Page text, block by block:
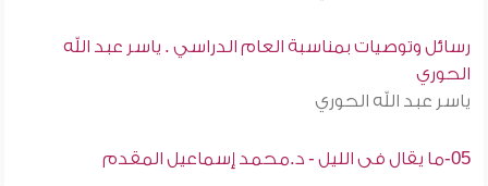
رسائل وتوصيات بمناسبة العام الدراسي . ياسر عبد الله
الحوري
ياسر عبد الله الحوري
05-ما يقال فى الليل - د.محمد إسماعيل المقدم